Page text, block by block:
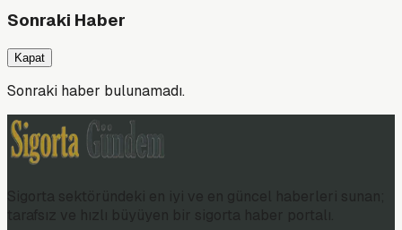
Sonraki Haber
Kapat
Sonraki haber bulunamadı.